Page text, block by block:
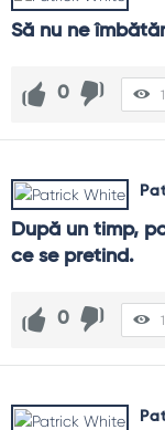
Să nu ne
0
După un timp,
ce se pretind.
0